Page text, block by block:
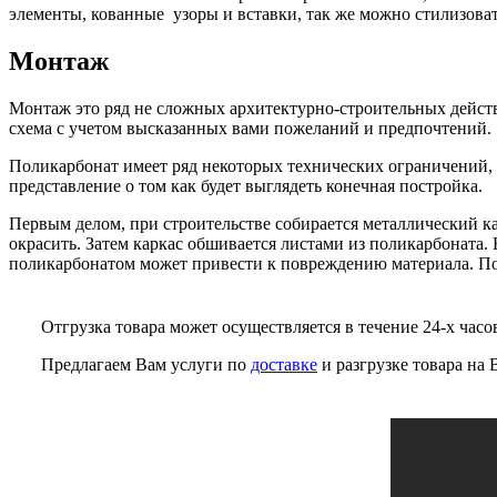
элементы, кованные узоры и вставки, так же можно
Монтаж
Монтаж это ряд не сложных архитектурно-строительных
схема с учетом высказанных вами пожеланий и предпочтений.
Поликарбонат имеет ряд некоторых технических
представление о том как будет выглядеть конечная постройка.
Первым делом, при строительстве собирается металлический
окрасить. Затем каркас обшивается листами из
поликарбонатом может привести к повреждению материала.
Отгрузка товара может осуществляется в течение 24-х
Предлагаем Вам услуги по доставке и разгрузке товара